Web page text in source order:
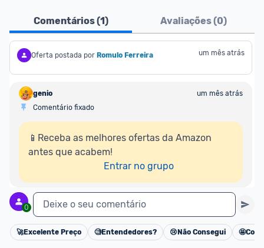
Comentários (1) Avaliações (0)
Oferta postada por Romulo Ferreira um mês atrás
genio
um mês atrás
Comentário fixado
📱Receba as melhores ofertas da Amazon
antes que acabem!
Entrar no grupo
0 Deixe o seu comentário
Cancelar
🚀Excelente Preço 🧐Entendedores? 😢 Não Consegui 🤩